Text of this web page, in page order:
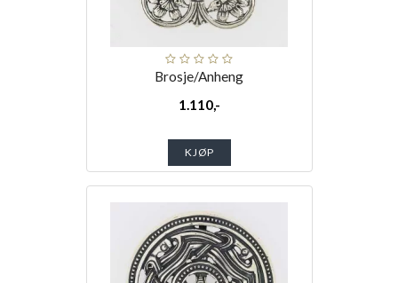
Brosje/Anheng
1.110,-
KJØP